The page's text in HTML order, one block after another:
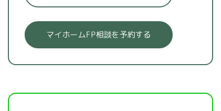
マイホームFP相談を予約する